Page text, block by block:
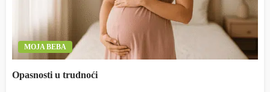
MOJA BEBA
Opasnosti u trudnoći